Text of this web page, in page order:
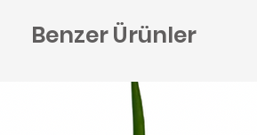
Benzer Ürünler